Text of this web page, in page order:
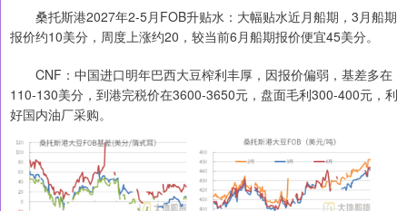
桑托斯港2027年2-5月FOB升贴水：大幅贴水近月船期，3月船期
报价约10美分，周度上涨约20，较当前6月船期报价便宜45美分。
CNF：中国进口明年巴西大豆榨利丰厚，因报价偏弱，基差多在
110-130美分，到港完税价在3600-3650元，盘面毛利300-400元，利
好国内油厂采购。